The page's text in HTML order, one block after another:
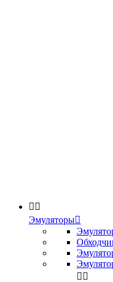
 
Эмуляторы
 